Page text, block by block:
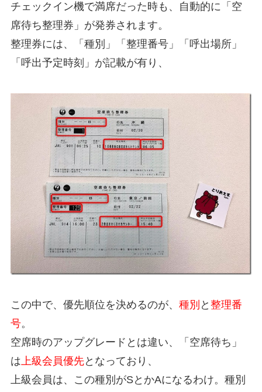
チェックイン機で満席だった時も、自動的に「空
席待ち整理券」が発券されます。
整理券には、「種別」「整理番号」「呼出場所」
「呼出予定時刻」が記載が有り、
この中で、優先順位を決めるのが、 種別 と 整理番
号。
空席時のアップグレードとは違い、「空席待ち」
は上級会員優先となっており、
上級会員は、この種別がSとかAになるわけ。種別